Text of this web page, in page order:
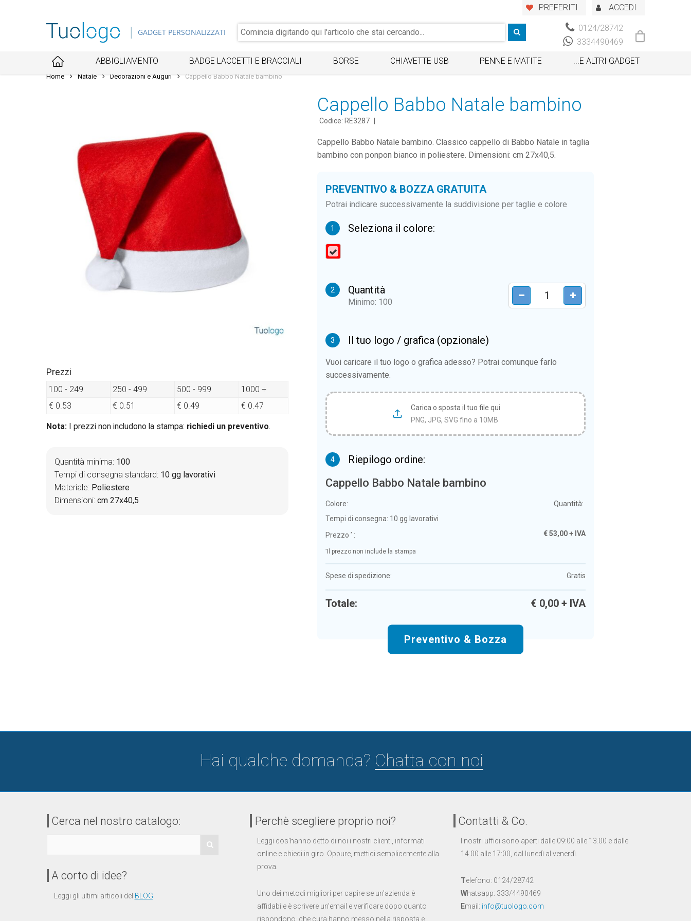
PREFERITI ACCEDI
GADGET PERSONALIZZATI
0124/28742
3334490469
ABBIGLIAMENTO
BADGE LACCETTI E BRACCIALI BORSE CHIAVETTE USB PENNE E MATITE ...E ALTRI GADGET
Home Natale Decorazioni e Auguri Cappello Babbo Natale bambino
Prezzi
100 - 249 250 - 499 500 - 999
1000 +
€ 0.53
€ 0.51 € 0.49 € 0.47
Nota: I prezzi non includono la stampa: richiedi un preventivo.
Quantità minima: 100
Tempi di consegna standard: 10 gg lavorativi
Materiale: Poliestere
Dimensioni: cm 27x40,5
Cappello Babbo Natale bambino
Codice: RE3287
Cappello Babbo Natale bambino. Classico cappello di Babbo Natale in taglia
bambino con ponpon bianco in poliestere. Dimensioni: cm 27x40,5.
PREVENTIVO & BOZZA GRATUITA
Potrai indicare successivamente la suddivisione per taglie e colore
1 Seleziona il colore:
2 Quantità
Minimo: 100
3 Il tuo logo / grafica (opzionale)
Vuoi caricare il tuo logo o grafica adesso? Potrai comunque farlo
successivamente.
Carica o sposta il tuo file qui
PNG, JPG, SVG fino a 10MB
4 Riepilogo ordine:
Cappello Babbo Natale bambino
Colore:
Quantità:
Tempi di consegna: 10 gg lavorativi
Prezzo *: €53,00+ IVA
* Il prezzo non include la stampa
Spese di spedizione: Gratis
Totale: € 0,00 + IVA
Preventivo & Bozza
Hai qualche domanda? Chatta con noi
Cerca nel nostro catalogo:
A corto di idee?
Leggi gli ultimi articoli del BLOG
Perchè scegliere proprio noi?
Leggi cos'hanno detto di noi i nostri clienti, informati
online e chiedi in giro. Oppure, mettici semplicemente alla
prova.
Uno dei metodi migliori per capire se un'azienda è
affidabile è scrivere un'email e verificare dopo quanto
rispondono, che cura hanno messo nella risposta e
Contatti & Co.
I nostri uffici sono aperti dalle 09:00 alle 13.00 e dalle
14.00 alle 17:00, dal lunedì al venerdì.
Telefono: 0124/28742
Whatsapp: 333/4490469
Email: info@tuologo.com